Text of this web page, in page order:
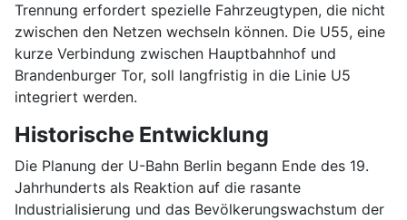
Trennung erfordert spezielle Fahrzeugtypen, die nicht
zwischen den Netzen wechseln können. Die U55, eine
kurze Verbindung zwischen Hauptbahnhof und
Brandenburger Tor, soll langfristig in die Linie U5
integriert werden.
Historische Entwicklung
Die Planung der U-Bahn Berlin begann Ende des 19.
Jahrhunderts als Reaktion auf die rasante
Industrialisierung und das Bevölkerungswachstum der